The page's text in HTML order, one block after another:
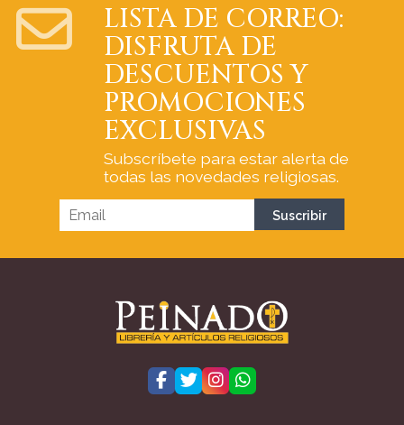
LISTA DE CORREO:
DISFRUTA DE
DESCUENTOS Y
PROMOCIONES
EXCLUSIVAS
Subscríbete para estar alerta de
todas las novedades religiosas.